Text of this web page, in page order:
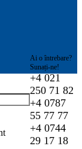
Ai o întrebare?
Sunați-ne!
+4 021
250 71 82
+4 0787
55 77 77
+4 0744
29 17 18